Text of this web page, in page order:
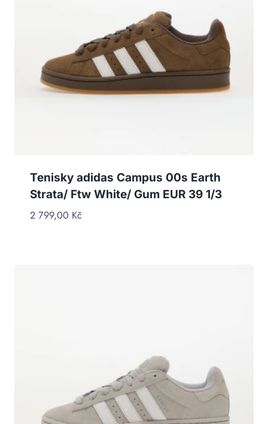
Tenisky adidas Campus 00s Earth
Strata/ Ftw White/ Gum EUR 39 1/3
2 799,00 Kč